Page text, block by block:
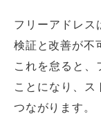
フリーアドレス
検証と改善が不
これを怠ると
ことになり、
つながります。